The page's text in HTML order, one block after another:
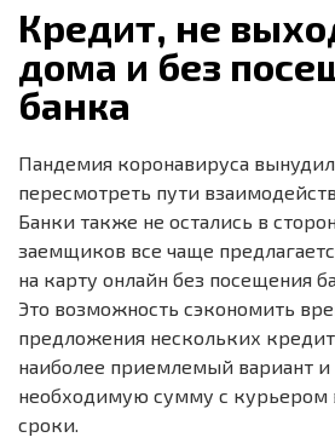
Кредит, не
дома и без
банка
Пандемия коронавируса
пересмотреть пути
Банки также не остались в
заемщиков все чаще
на карту онлайн без посещения
Это возможность сэкономить
предложения нескольких
наиболее приемлемый вариант и
необходимую сумму с курьером
сроки.